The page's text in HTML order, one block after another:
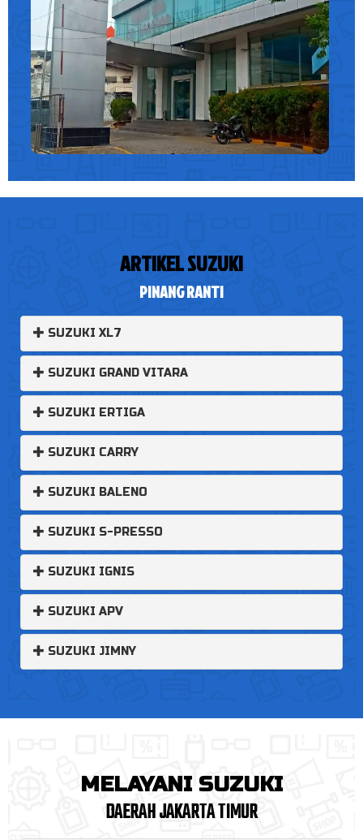
ARTIKEL SUZUKI
PINANG RANTI
SUZUKI XL7
SUZUKI GRAND VITARA
SUZUKI ERTIGA
SUZUKI CARRY
SUZUKI BALENO
SUZUKI S-PRESSO
SUZUKI IGNIS
SUZUKI APV
SUZUKI JIMNY
MELAYANI SUZUKI
DAERAH JAKARTA TIMUR